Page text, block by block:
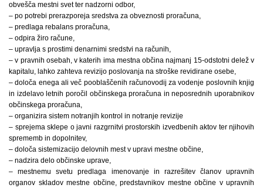
obvešča mestni svet ter nadzorni odbor,
– po potrebi prerazporeja sredstva za obveznosti proračuna,
– predlaga rebalans proračuna,
– odpira žiro račune,
– upravlja s prostimi denarnimi sredstvi na računih,
– v pravnih osebah, v katerih ima mestna občina najmanj 15-odstotni delež v
kapitalu, lahko zahteva revizijo poslovanja na stroške revidirane osebe,
– določa enega ali več pooblaščenih računovodij za vodenje poslovnih knjig
in izdelavo letnih poročil občinskega proračuna in neposrednih uporabnikov
občinskega proračuna,
– organizira sistem notranjih kontrol in notranje revizije
– sprejema sklepe o javni razgrnitvi prostorskih izvedbenih aktov ter njihovih
sprememb in dopolnitev,
– določa sistemizacijo delovnih mest v upravi mestne občine,
– nadzira delo občinske uprave,
– mestnemu svetu predlaga imenovanje in razrešitev članov upravnih
organov skladov mestne občine, predstavnikov mestne občine v upravnih